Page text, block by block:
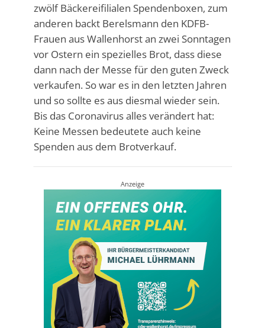
zwölf Bäckereifilialen Spendenboxen, zum
anderen backt Berelsmann den KDFB-
Frauen aus Wallenhorst an zwei Sonntagen
vor Ostern ein spezielles Brot, dass diese
dann nach der Messe für den guten Zweck
verkaufen. So war es in den letzten Jahren
und so sollte es aus diesmal wieder sein.
Bis das Coronavirus alles verändert hat:
Keine Messen bedeutete auch keine
Spenden aus dem Brotverkauf.
Anzeige